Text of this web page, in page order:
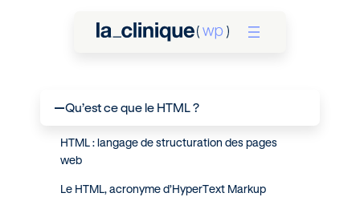
AQu’est ce que le HTML ?
HTML : langage de structuration des pages
web
Le HTML, acronyme d’HyperText Markup